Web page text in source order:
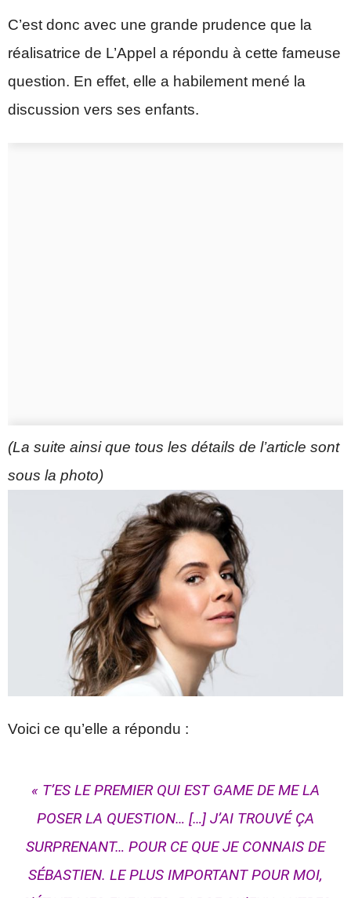
C’est donc avec une grande prudence que la
réalisatrice de L’Appel a répondu à cette fameuse
question. En effet, elle a habilement mené la
discussion vers ses enfants.
(La suite ainsi que tous les détails de l’article sont
sous la photo)
Voici ce qu’elle a répondu :
« T’ES LE PREMIER QUI EST GAME DE ME LA
POSER LA QUESTION… […] J’AI TROUVÉ ÇA
SURPRENANT… POUR CE QUE JE CONNAIS DE
SÉBASTIEN. LE PLUS IMPORTANT POUR MOI,